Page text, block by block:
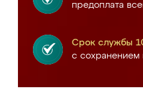
предоплата
Срок службы
с сохранением